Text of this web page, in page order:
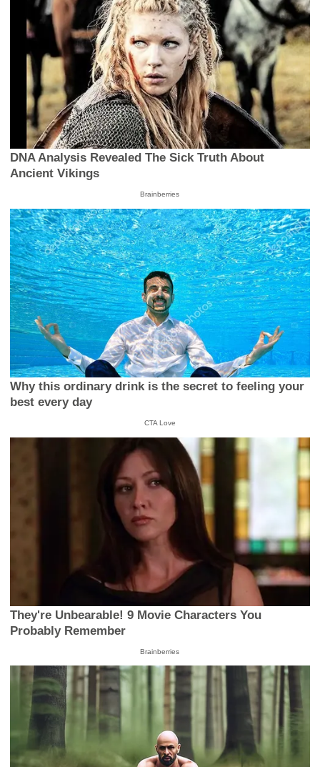
DNA Analysis Revealed The Sick Truth About
Ancient Vikings
Brainberries
Why this ordinary drink is the secret to feeling your
best every day
CTA Love
They're Unbearable! 9 Movie Characters You
Probably Remember
Brainberries